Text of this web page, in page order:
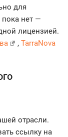
для
пока нет —
лицензией.
, TarraNova
отрасли.
ссылку на